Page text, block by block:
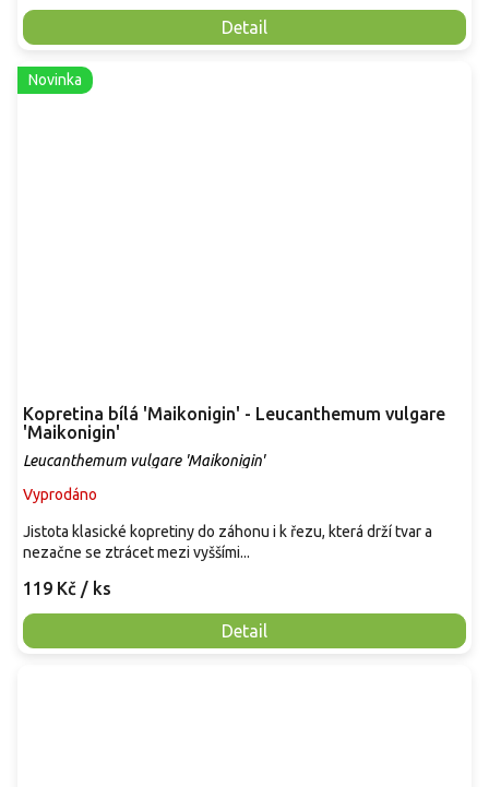
Detail
Novinka
Kopretina bílá 'Maikonigin' - Leucanthemum vulgare
'Maikonigin'
Leucanthemum vulgare 'Maikonigin'
Vyprodáno
119 Kč / ks
Detail
Jistota klasické kopretiny do záhonu i k řezu, která drží tvar a
nezačne se ztrácet mezi vyššími...